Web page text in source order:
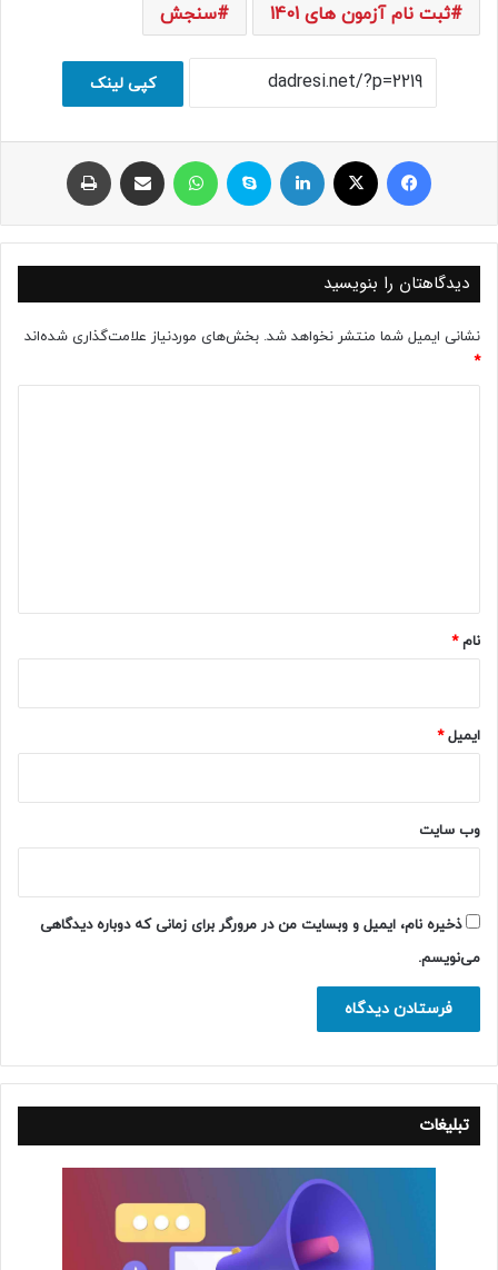
ثبت نام آزمون های 1401 سنجش
کپی لینک
فیسبوک ایکس لینکداین اسکایپ اشتراک با ایمیل
دیدگاهتان را بنویسید
نشانی ایمیل شما منتشر نخواهد شد. بخش‌های موردنیاز علامت‌گذاری شده‌اند
*
نام*
ایمیل*
وب‌ سایت
ذخیره نام، ایمیل و وبسایت من در مرورگر برای زمانی که دوباره دیدگاهی
می‌نویسم.
تبلیغات